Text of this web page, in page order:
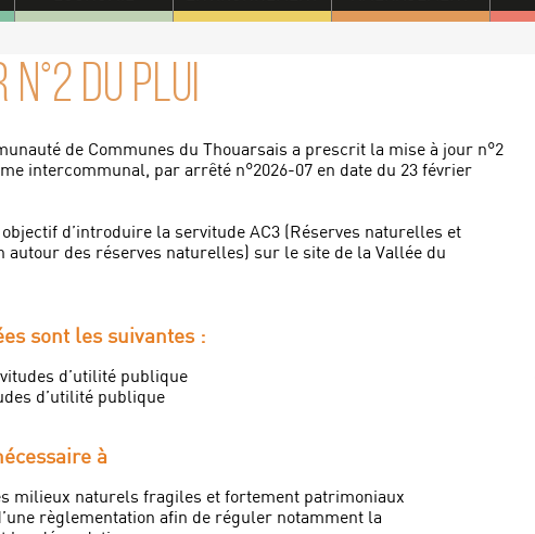
N°2 DU PLUI
de Communes du Thouarsais a prescrit la mise à jour n°2
intercommunal, par arrêté n°2026-07 en date du 23 février
d’introduire la servitude AC3 (Réserves naturelles et
autour des réserves naturelles) sur le site de la Vallée du
sont les suivantes :
d’utilité publique
d’utilité publique
à
milieux naturels fragiles et fortement patrimoniaux
règlementation afin de réguler notamment la